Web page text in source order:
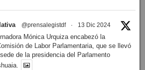
@prensalegistdf · 13 Dic 2024
Mónica Urquiza encabezó la
de Labor Parlamentaria, que se llevó
de la presidencia del Parlamento